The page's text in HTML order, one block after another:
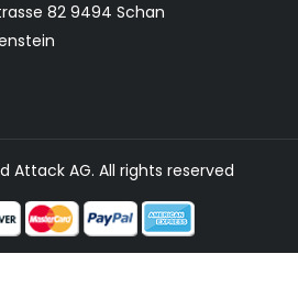
82 9494 Schan
Attack AG. All rights reserved